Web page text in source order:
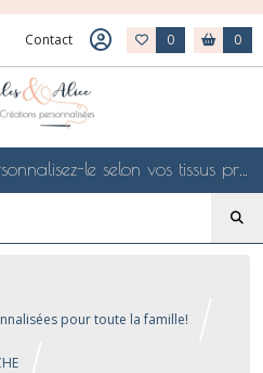
Contact 0 0
Choisissez un modèle et personnalisez-le selon vos tissus préférés de mes collections en ligne, je le confectionnerai selon vos souhaits
pour toute la famille!